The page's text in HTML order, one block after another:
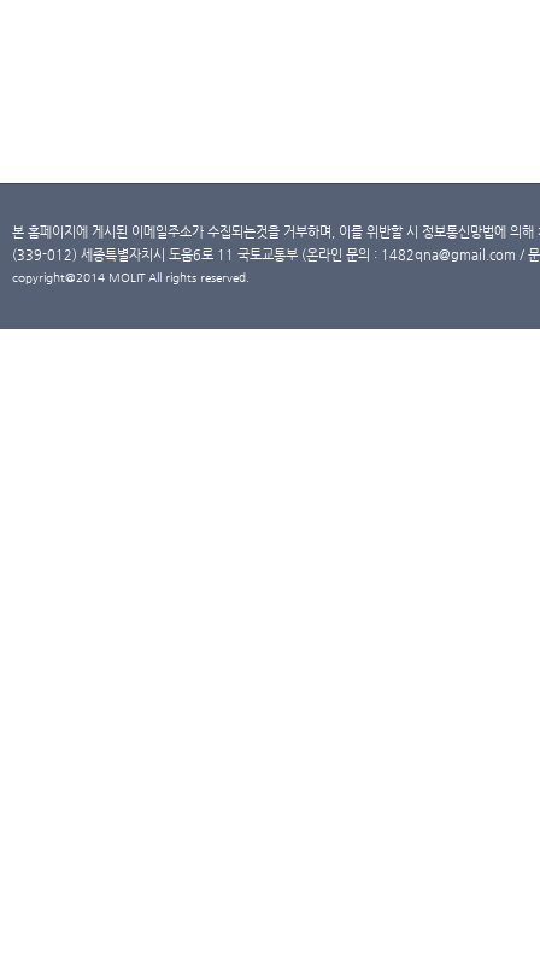
본 홈페이지에 게시된 이메일주소가 수집되는것을 거부하며, 이를 위반할 시 정보통신망법에 의
(339-012) 세종특별자치시 도움6로 11 국토교통부 (온라인 문의 : 1482qna@gmail.com /
copyright@2014 MOLIT All rights reserved.